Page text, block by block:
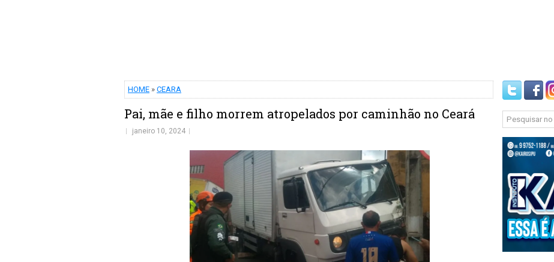
HOME » CEARA
Pai, mãe e filho morrem atropelados por caminhão no Ceará
janeiro 10, 2024